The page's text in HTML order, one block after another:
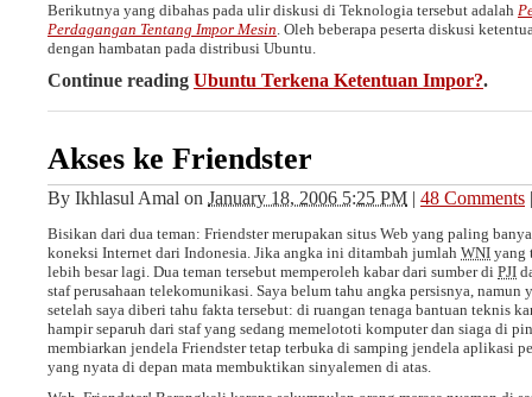
Berikutnya yang dibahas pada ulir diskusi di Teknologia tersebut adalah
Perdagangan Tentang Impor Mesin. Oleh beberapa peserta diskusi
dengan hambatan pada distribusi Ubuntu.
Continue reading Ubuntu Terkena Ketentuan Impor?.
Akses ke Friendster
By Ikhlasul Amal on January 18, 2006 5:25 PM | 48 Comments |
Bisikan dari dua teman: Friendster merupakan situs Web yang paling
koneksi Internet dari Indonesia. Jika angka ini ditambah jumlah WNI yang
lebih besar lagi. Dua teman tersebut memperoleh kabar dari sumber di PJI
staf perusahaan telekomunikasi. Saya belum tahu angka persisnya, namun
setelah saya diberi tahu fakta tersebut: di ruangan tenaga bantuan teknis
hampir separuh dari staf yang sedang memelototi komputer dan siaga di
membiarkan jendela Friendster tetap terbuka di samping jendela aplikasi
yang nyata di depan mata membuktikan sinyalemen di atas.